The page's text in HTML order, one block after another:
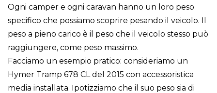
Ogni camper e ogni caravan hanno un loro peso
specifico che possiamo scoprire pesando il veicolo. Il
peso a pieno carico è il peso che il veicolo stesso può
raggiungere, come peso massimo.
Facciamo un esempio pratico: consideriamo un
Hymer Tramp 678 CL del 2015 con accessoristica
media installata. Ipotizziamo che il suo peso sia di